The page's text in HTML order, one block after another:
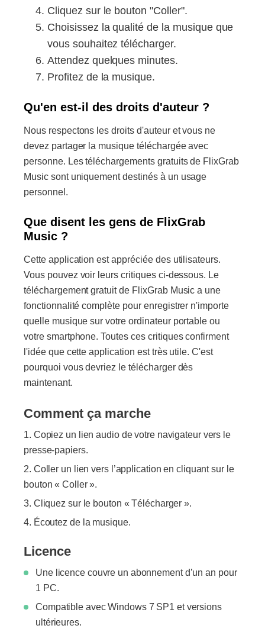
Cliquez sur le bouton "Coller".
Choisissez la qualité de la musique que
vous souhaitez télécharger.
Attendez quelques minutes.
Profitez de la musique.
Qu'en est-il des droits d'auteur ?
Nous respectons les droits d'auteur et vous ne
devez partager la musique téléchargée avec
personne. Les téléchargements gratuits de FlixGrab
Music sont uniquement destinés à un usage
personnel.
Que disent les gens de FlixGrab
Music ?
Cette application est appréciée des utilisateurs.
Vous pouvez voir leurs critiques ci-dessous. Le
téléchargement gratuit de FlixGrab Music a une
fonctionnalité complète pour enregistrer n'importe
quelle musique sur votre ordinateur portable ou
votre smartphone. Toutes ces critiques confirment
l'idée que cette application est très utile. C'est
pourquoi vous devriez le télécharger dès
maintenant.
Comment ça marche
Copiez un lien audio de votre navigateur vers le
presse-papiers.
Coller un lien vers l’application en cliquant sur le
bouton « Coller ».
Cliquez sur le bouton « Télécharger ».
Écoutez de la musique.
Licence
Une licence couvre un abonnement d’un an pour
1 PC.
Compatible avec Windows 7 SP1 et versions
ultérieures.